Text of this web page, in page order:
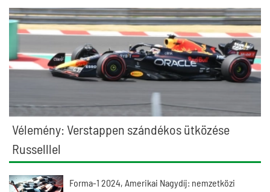
Vélemény: Verstappen szándékos ütközése
Russelllel
Forma-1 2024, Amerikai Nagydíj: nemzetközi